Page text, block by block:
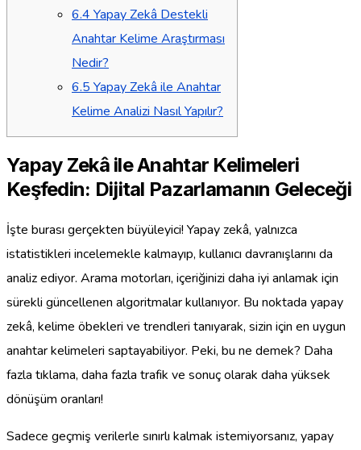
6.4 Yapay Zekâ Destekli
Anahtar Kelime Araştırması
Nedir?
6.5 Yapay Zekâ ile Anahtar
Kelime Analizi Nasıl Yapılır?
Yapay Zekâ ile Anahtar Kelimeleri
Keşfedin: Dijital Pazarlamanın Geleceği
İşte burası gerçekten büyüleyici! Yapay zekâ, yalnızca
istatistikleri incelemekle kalmayıp, kullanıcı davranışlarını da
analiz ediyor. Arama motorları, içeriğinizi daha iyi anlamak için
sürekli güncellenen algoritmalar kullanıyor. Bu noktada yapay
zekâ, kelime öbekleri ve trendleri tanıyarak, sizin için en uygun
anahtar kelimeleri saptayabiliyor. Peki, bu ne demek? Daha
fazla tıklama, daha fazla trafik ve sonuç olarak daha yüksek
dönüşüm oranları!
Sadece geçmiş verilerle sınırlı kalmak istemiyorsanız, yapay